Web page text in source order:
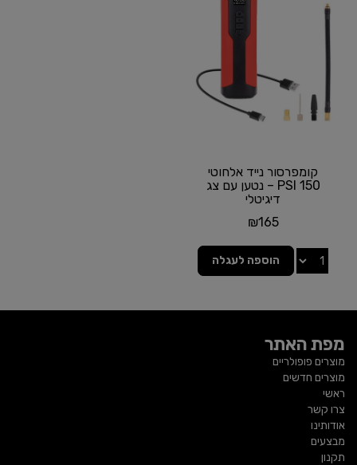
קומפרסור נייד אלחוטי
150 PSI – נטען עם צג
דיגיטלי
₪165
הוספה לעגלה
מפת האתר
מוצרים פופולריים
מוצרים חדשים
ראשי
צרו קשר
אודותינו
מבצעים
תקנון